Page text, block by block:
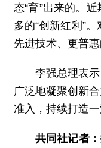
态“育”出来的。
多的“创新红利”
先进技术、更普
李强总理表
广泛地凝聚创新
准入，持续打造
共同社记者